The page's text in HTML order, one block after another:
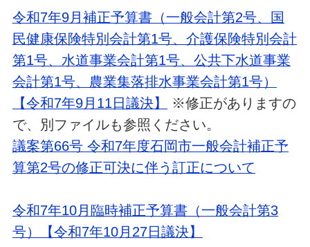
令和7年9月補正予算書（一般会計第2号、国
民健康保険特別会計第1号、介護保険特別会計
第1号、水道事業会計第1号、公共下水道事業
会計第1号、農業集落排水事業会計第1号）
【令和7年9月11日議決】
※修正がありますの
で、別ファイルも参照ください。
議案第66号 令和7年度石岡市一般会計補正予
算第2号の修正可決に伴う訂正について
令和7年10月臨時補正予算書（一般会計第3
号）【令和7年10月27日議決】